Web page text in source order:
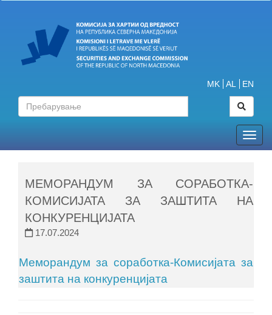
MK AL EN
МЕМОРАНДУМ ЗА СОРАБОТКА-
КОМИСИЈАТА ЗА ЗАШТИТА НА
КОНКУРЕНЦИЈАТА
17.07.2024
Меморандум за соработка-Комисијата за
заштита на конкуренцијата